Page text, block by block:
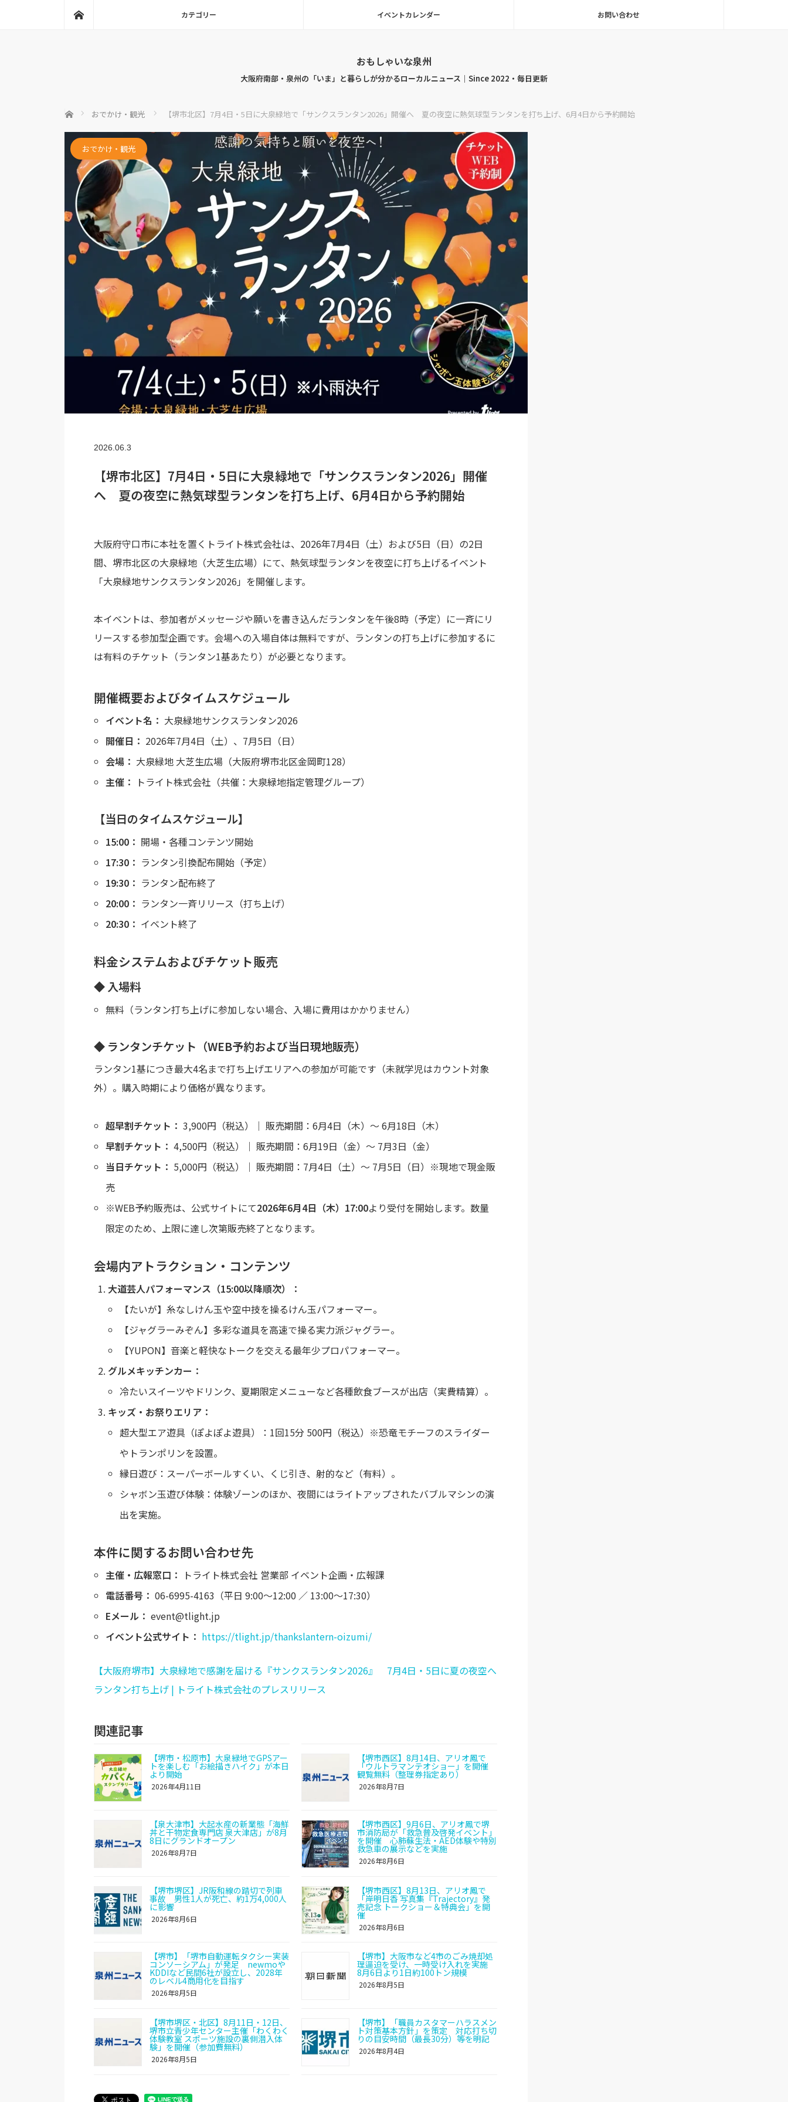
カテゴリー イベントカレンダー お問い合わせ
おもしゃいな泉州
大阪府南部・泉州の「いま」と暮らしが分かるローカルニュース｜Since 2022・毎日更新
ホーム おでかけ・観光 【堺市北区】7月4日・5日に大泉緑地で「サンクスランタン2026」開催へ 夏の夜空に熱気球型ランタンを打ち上げ、6月4日から予約開始
おでかけ・観光
2026.06.3
【堺市北区】7月4日・5日に大泉緑地で「サンクスランタン2026」開催
へ 夏の夜空に熱気球型ランタンを打ち上げ、6月4日から予約開始
大阪府守口市に本社を置くトライト株式会社は、2026年7月4日（土）および5日（日）の2日
間、堺市北区の大泉緑地（大芝生広場）にて、熱気球型ランタンを夜空に打ち上げるイベント
「大泉緑地サンクスランタン2026」を開催します。
本イベントは、参加者がメッセージや願いを書き込んだランタンを午後8時（予定）に一斉にリ
リースする参加型企画です。会場への入場自体は無料ですが、ランタンの打ち上げに参加するに
は有料のチケット（ランタン1基あたり）が必要となります。
開催概要およびタイムスケジュール
イベント名： 大泉緑地サンクスランタン2026
開催日： 2026年7月4日（土）、7月5日（日）
会場： 大泉緑地 大芝生広場（大阪府堺市北区金岡町128）
主催：
トライト株式会社（共催：大泉緑地指定管理グループ）
【当日のタイムスケジュール】
15:00： 開場・各種コンテンツ開始
17:30： ランタン引換配布開始（予定）
19:30： ランタン配布終了
20:00： ランタン一斉リリース（打ち上げ）
20:30： イベント終了
料金システムおよびチケット販売
◆ 入場料
無料（ランタン打ち上げに参加しない場合、入場に費用はかかりません）
◆ ランタンチケット（WEB予約および当日現地販売）
ランタン1基につき最大4名まで打ち上げエリアへの参加が可能です（未就学児はカウント対象
外）。購入時期により価格が異なります。
超早割チケット： 3,900円（税込）｜ 販売期間：6月4日（木）～ 6月18日（木）
早割チケット： 4,500円（税込）｜ 販売期間：6月19日（金）～ 7月3日（金）
当日チケット： 5,000円（税込）｜ 販売期間：7月4日（土）～ 7月5日（日）※現地で現金販
売
※WEB予約販売は、公式サイトにて2026年6月4日（木）17:00より受付を開始します。数量
限定のため、上限に達し次第販売終了となります。
会場内アトラクション・コンテンツ
大道芸人パフォーマンス（15:00以降順次）：
【たいが】糸なしけん玉や空中技を操るけん玉パフォーマー。
【ジャグラーみぞん】多彩な道具を高速で操る実力派ジャグラー。
【YUPON】音楽と軽快なトークを交える最年少プロパフォーマー。
グルメキッチンカー：
冷たいスイーツやドリンク、夏期限定メニューなど各種飲食ブースが出店（実費精算）。
キッズ・お祭りエリア：
超大型エア遊具（ぽよぽよ遊具）：1回15分 500円（税込）※恐竜モチーフのスライダー
やトランポリンを設置。
縁日遊び：スーパーボールすくい、くじ引き、射的など（有料）。
シャボン玉遊び体験：体験ゾーンのほか、夜間にはライトアップされたバブルマシンの演
出を実施。
本件に関するお問い合わせ先
主催・広報窓口：
トライト株式会社 営業部 イベント企画・広報課
電話番号： 06-6995-4163（平日 9:00～12:00 ／ 13:00～17:30）
Eメール： event@tlight.jp
イベント公式サイト： https://tlight.jp/thankslantern-oizumi/
【大阪府堺市】大泉緑地で感謝を届ける『サンクスランタン2026』 7月4日・5日に夏の夜空へ
ランタン打ち上げ | トライト株式会社のプレスリリース
関連記事
【堺市・松原市】大泉緑地でGPSアー
トを楽しむ「お絵描きハイク」が本日
より開始
2026年4月11日
【堺市西区】8月14日、アリオ鳳で
「ウルトラマンテオショー」を開催
観覧無料（整理券指定あり）
2026年8月7日
【泉大津市】大起水産の新業態「海鮮
丼と干物定食専門店 泉大津店」が8月
8日にグランドオープン
2026年8月7日
【堺市西区】9月6日、アリオ鳳で堺
市消防局が「救急普及啓発イベント」
を開催 心肺蘇生法・AED体験や特別
救急車の展示などを実施
2026年8月6日
【堺市堺区】JR阪和線の踏切で列車
事故 男性1人が死亡、約1万4,000人
に影響
2026年8月6日
【堺市西区】8月13日、アリオ鳳で
「岸明日香 写真集『Trajectory』発
売記念 トークショー＆特典会」を開
催
2026年8月6日
【堺市】「堺市自動運転タクシー実装
コンソーシアム」が発足 newmoや
KDDIなど民間6社が設立し、2028年
のレベル4商用化を目指す
2026年8月5日
【堺市】大阪市など4市のごみ焼却処
理逼迫を受け、一時受け入れを実施
8月6日より1日約100トン規模
2026年8月5日
【堺市堺区・北区】8月11日・12日、
堺市立青少年センター主催「わくわく
体験教室 スポーツ施設の裏側潜入体
験」を開催（参加費無料）
2026年8月5日
【堺市】「職員カスタマーハラスメン
ト対策基本方針」を策定 対応打ち切
りの目安時間（最長30分）等を明記
2026年8月4日